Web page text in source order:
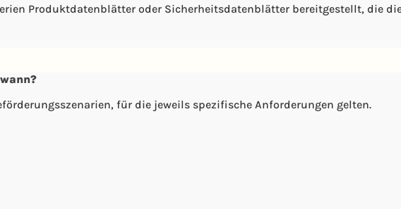
Produktdatenblätter oder Sicherheitsdatenblätter bereitgestellt, die
für die jeweils spezifische Anforderungen gelten.